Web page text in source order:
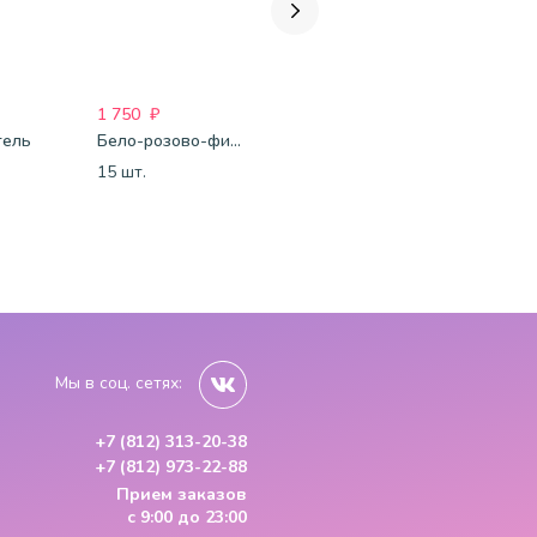
1 750 ₽
Бело-розово-фиолетово-бордово-золотые шары-металлик
15 шт.
Мы в соц. сетях:
+7 (812) 313-20-38
+7 (812) 973-22-88
Прием заказов
с 9:00 до 23:00